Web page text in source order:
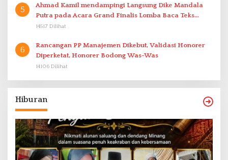
5
Ahmad Kamil mendampingi Langsung Dike Mandala
Putra pada Acara Grand Finalis Lomba Baca Teks
Proklamasi Mirip Bung Karno di Bali
14517 Dilihat
6
Rancangan PP Manajemen Dikebut, Validasi Honorer
Diperketat, Honorer Bodong Was-Was
14106 Dilihat
Hiburan